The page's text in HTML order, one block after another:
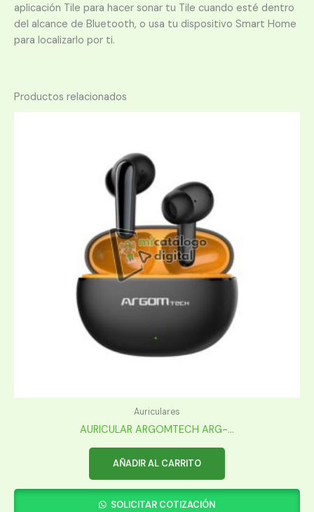
aplicación Tile para hacer sonar tu Tile cuando esté dentro
del alcance de Bluetooth, o usa tu dispositivo Smart Home
para localizarlo por ti.
Productos relacionados
Auriculares
AURICULAR ARGOMTECH ARG-...
AÑADIR AL CARRITO
SOLICITAR COTIZACIÓN